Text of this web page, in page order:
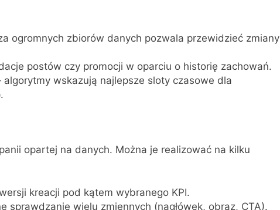
ogromnych zbiorów danych pozwala przewidzieć zmiany
postów czy promocji w oparciu o historię zachowań.
wskazują najlepsze sloty czasowe dla
.
opartej na danych. Można je realizować na kilku
kreacji pod kątem wybranego KPI.
sprawdzanie wielu zmiennych (nagłówek, obraz, CTA).